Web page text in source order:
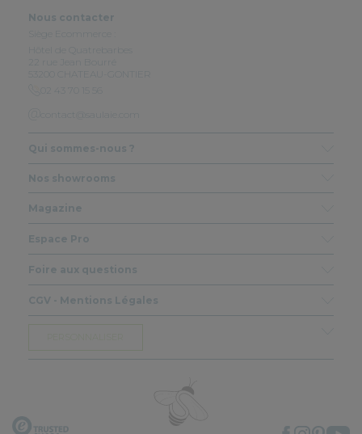
Nous contacter
Siège Ecommerce :
Hôtel de Quatrebarbes
02 43 70 15 56
contact@saulaie.com
Qui sommes-nous ?
Nos showrooms
Magazine
Espace Pro
Foire aux questions
CGV - Mentions Légales